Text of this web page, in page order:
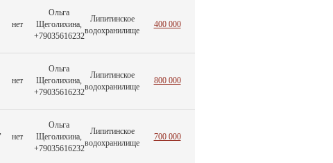
нет
Ольга
Щеголихина,
+79035616232
Липитинское
водохранилище
400 000
нет
Ольга
Щеголихина,
+79035616232
Липитинское
водохранилище
800 000
нет
Ольга
Щеголихина,
+79035616232
Липитинское
водохранилище
700 000